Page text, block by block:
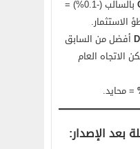
بالسالب (-0.1%) =
الاستثمار.
أفضل من السابق
الاتجاه العام
= محايد.
بعد الإصدار: